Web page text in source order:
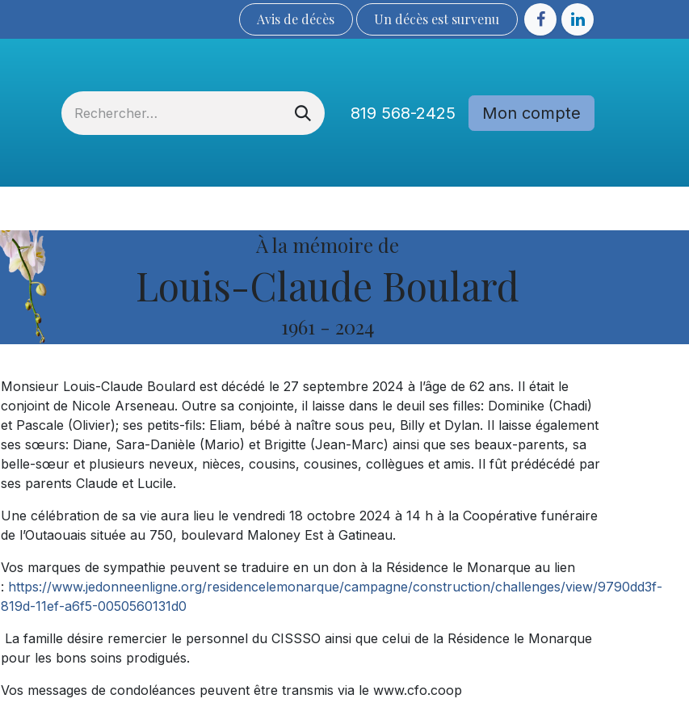
Avis de décès Un décès est sur​​​​​​​​ve​nu​​​​​​​​​​
819 568-2425 Mon compte
À la mémoire de
Louis-Claude Boulard
1961 - 2024
Monsieur Louis-Claude Boulard est décédé le 27 septembre 2024 à l’âge de 62 ans. Il était le
conjoint de Nicole Arseneau. Outre sa conjointe, il laisse dans le deuil ses filles: Dominike (Chadi)
et Pascale (Olivier); ses petits-fils: Eliam, bébé à naître sous peu, Billy et Dylan. Il laisse également
ses sœurs: Diane, Sara-Danièle (Mario) et Brigitte (Jean-Marc) ainsi que ses beaux-parents, sa
belle-sœur et plusieurs neveux, nièces, cousins, cousines, collègues et amis. Il fût prédécédé par
ses parents Claude et Lucile.
Une célébration de sa vie aura lieu le vendredi 18 octobre 2024 à 14 h à la Coopérative funéraire
de l’Outaouais située au 750, boulevard Maloney Est à Gatineau.
Vos marques de sympathie peuvent se traduire en un don à la Résidence le Monarque au lien
: https://www.jedonneenligne.org/residencelemonarque/campagne/construction/challenges/view/9790dd3f-
819d-11ef-a6f5-0050560131d0
La famille désire remercier le personnel du CISSSO ainsi que celui de la Résidence le Monarque
pour les bons soins prodigués.
Vos messages de condoléances peuvent être transmis via le www.cfo.coop